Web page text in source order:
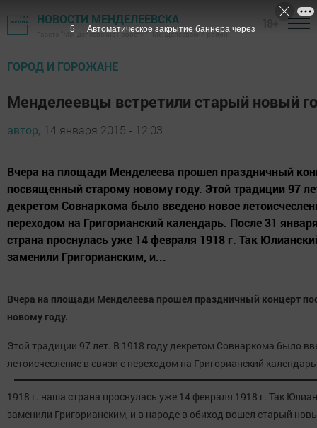
НОВОСТИ МЕНДЕЛЕЕВСКА
Газета "Менделеевские новости" - Менделеевский район
ГОРОД И ГОРОЖАНЕ
Менделеевцы встретили старый новый
автор, 14 января 2015 - 12:03
Вчера на площади Менделеева прошел праздничный
посвященный старому новому году. Этой традиции 97
декретом Совнаркома было введено новое
переходом на Григорианский календарь. После 31
страна проснулась уже 14 февраля 1918 г. Так
заменили Григорианским, и...
Вчера на площади Менделеева прошел праздничный концерт
новому году.
Этой традиции 97 лет. В 1918 году декретом Совнаркома было
летоисчесление в связи с переходом на Григорианский
1918 г. наша страна проснулась уже 14 февраля 1918 г. Так
заменили Григорианским, и в народе в обиход вошел старый
4 Автоматическое закрытие баннера через